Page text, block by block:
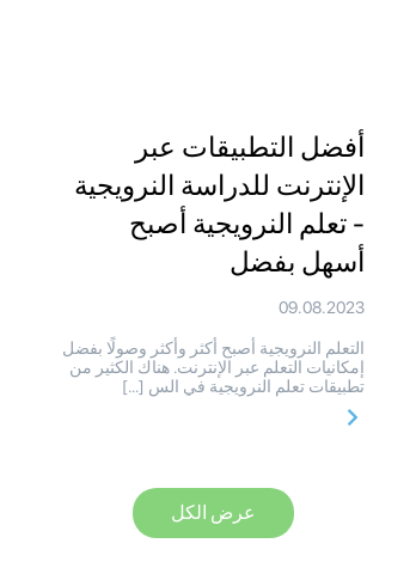
أفضل التطبيقات عبر
الإنترنت للدراسة النرويجية
- تعلم النرويجية أصبح
أسهل بفضل
09.08.2023
التعلم النرويجية أصبح أكثر وأكثر وصولًا بفضل
إمكانيات التعلم عبر الإنترنت. هناك الكثير من
تطبيقات تعلم النرويجية في الس […]
عرض الكل